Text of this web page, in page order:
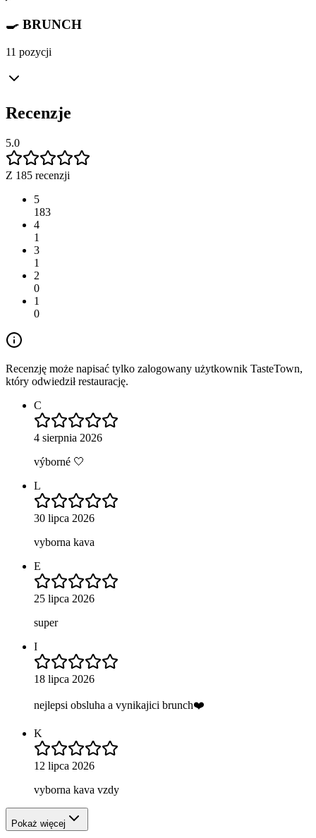
🍳 BRUNCH
11 pozycji
Recenzje
5.0
Z 185 recenzji
5
183
4
1
3
1
2
0
1
0
Recenzję może napisać tylko zalogowany użytkownik TasteTown,
który odwiedził restaurację.
C
4 sierpnia 2026
výborné 🤍
L
30 lipca 2026
vyborna kava
E
25 lipca 2026
super
I
18 lipca 2026
nejlepsi obsluha a vynikajici brunch❤️
K
12 lipca 2026
vyborna kava vzdy
Pokaż więcej